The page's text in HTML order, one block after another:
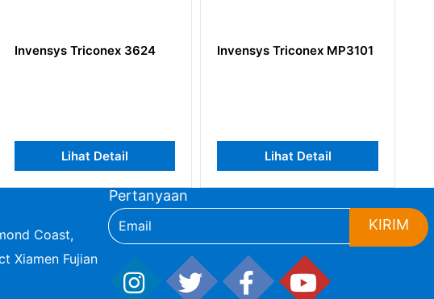
Invensys Triconex 3624
Lihat Detail
Invensys Triconex MP3101
Lihat Detail
Coast,
Xiamen Fujian
Pertanyaan
KIRIM